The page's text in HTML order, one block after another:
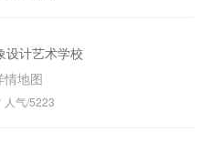
设计艺术学校
情地图
人气/5223